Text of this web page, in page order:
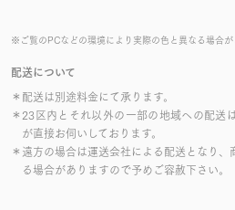
※ご覧のPCなどの環境により実際の色と異なる場合が
配送について
＊配送は別途料金にて承ります。
＊23区内とそれ以外の一部の地域への配送
が直接お伺いしております。
＊遠方の場合は運送会社による配送となり
る場合がありますので予めご容赦下さい。